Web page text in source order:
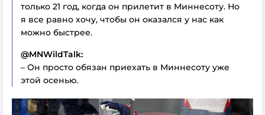
только 21 год, когда он прилетит в Миннесоту. Но
я все равно хочу, чтобы он оказался у нас как
можно быстрее.
@MNWildTalk:
– Он просто обязан приехать в Миннесоту уже
этой осенью.